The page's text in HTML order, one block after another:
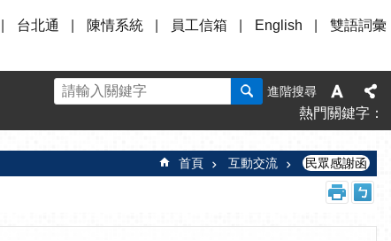
台北通 陳情系統 員工信箱 English 雙語詞彙
進階搜尋
熱門關鍵字
首頁 互動交流 民眾感謝函